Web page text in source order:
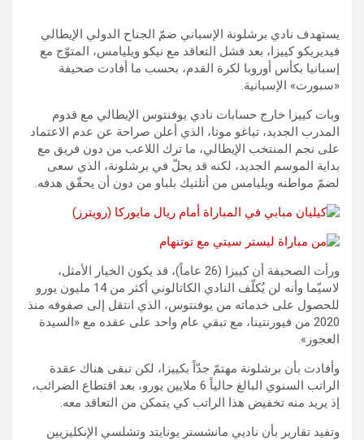
يستهدف نادي برشلونة الإسباني ضمّ الجناح الدولي الإيطالي
فيديريكو كييزا، بعد فشل التعاقد مع نيكو ويليامس، المتوّج مع
إسبانيا بكأس أوروبا لكرة القدم، بحسب ما أفادت صحيفة
«سبورت» الإسبانية.
وبات كييزا خارج حسابات نادي يوفنتوس الإيطالي مع قدوم
المدرب الجديد، تياغو موتا، الذي أعلن صراحة عن عدم الاعتماد
على نجم المنتخب الإيطالي، ما ترك اللاعب من دون فريق مع
بداية الموسم الجديد، لكنه قد يحلّ في برشلونة، الذي سعى
لضمّ مواطنه ويليامس من أتلتيك بلباو من دون أن يحقّق هدفه.
ورأت الصحيفة أن كييزا (26 عاماً)، قد يكون الخيار الأمثل،
لاسيّما وأنه لن يُكلّف النادي الكاتالوني أكثر من 14 مليون يورو
للحصول على خدماته من يوفنتوس، الذي انتقل إلى صفوفه منذ
2020 من فيورنتينا، مع تبقي عام واحد على عقده مع «السيدة
العجوز».
وأفادت بأن برشلونة مهتمّ جدّاً بكييزا، لكن تبقى هناك عقدة
الراتب السنوي البالغ حالياً 6 ملايين يورو، بعد اقتطاع الضرائب،
إذ يريد منه تخفيض هذا الراتب كي يتمكن من التعاقد معه.
وتفيد تقارير بأن ناديي مانشستر يونايتد وتشلسي الإنكليزيين